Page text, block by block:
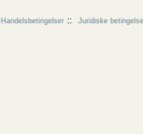
Handelsbetingelser Juridiske